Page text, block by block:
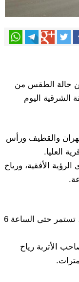
عن حالة الطقس من
الشرقية اليوم
والقطيف ورأس
العليا.
الأفقية، ورياح
كما تشهد أجزاء من الشرقية أتربة مثارة، تستمر حتى الساعة 6
الأتربة رياح